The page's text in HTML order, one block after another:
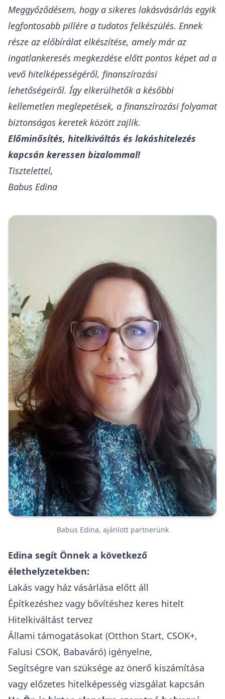
Meggyőződésem, hogy a sikeres lakásvásárlás egyik
legfontosabb pillére a tudatos felkészülés. Ennek
része az előbírálat elkészítése, amely már az
ingatlankeresés megkezdése előtt pontos képet ad a
vevő hitelképességéről, finanszírozási
lehetőségeiről. Így elkerülhetők a későbbi
kellemetlen meglepetések, a finanszírozási folyamat
biztonságos keretek között zajlik.
Előminősítés, hitelkiváltás és lakáshitelezés
kapcsán keressen bizalommal!
Tisztelettel,
Babus Edina
Babus Edina, ajánlott partnerünk
Edina segít Önnek a következő
élethelyzetekben:
Lakás vagy ház vásárlása előtt áll
Építkezéshez vagy bővítéshez keres hitelt
Hitelkiváltást tervez
Állami támogatásokat (Otthon Start, CSOK+,
Falusi CSOK, Babaváró) igényelne,
Segítségre van szüksége az önerő kiszámítása
vagy előzetes hitelképesség vizsgálat kapcsán